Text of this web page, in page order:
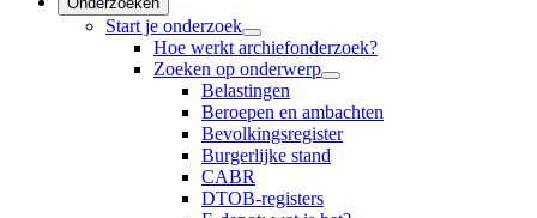
Start je onderzoek
Hoe werkt archiefonderzoek?
Zoeken op onderwerp
Belastingen
Beroepen en ambachten
Bevolkingsregister
Burgerlijke stand
CABR
DTOB-registers